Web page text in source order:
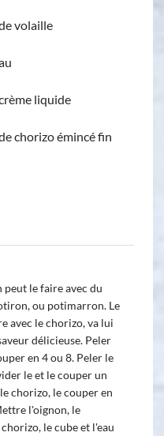
volaille
liquide
chorizo émincé fin
peut le faire avec du
ou potimarron. Le
avec le chorizo, va lui
délicieuse. Peler
en 4 ou 8. Peler le
le et le couper un
chorizo, le couper en
l'oignon, le
le cube et l'eau